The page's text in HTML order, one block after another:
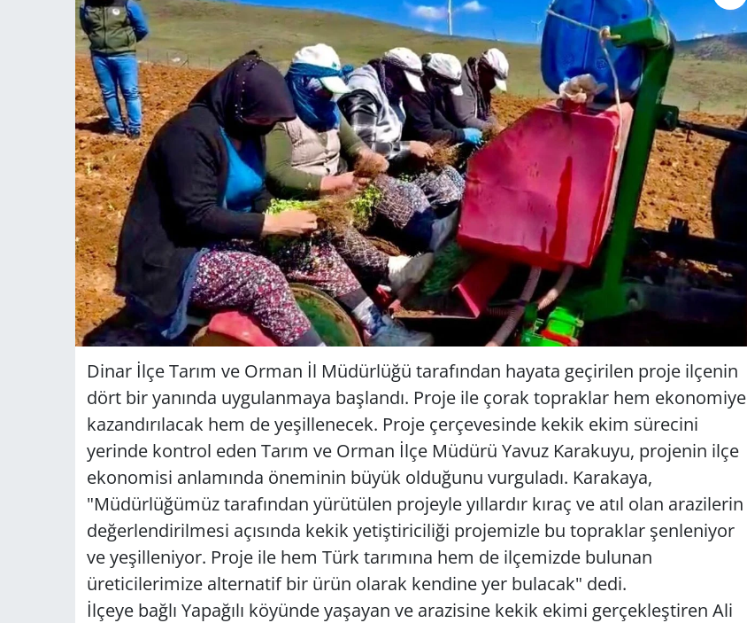
Dinar İlçe Tarım ve Orman İl Müdürlüğü tarafından hayata geçirilen proje ilçenin
dört bir yanında uygulanmaya başlandı. Proje ile çorak topraklar hem ekonomiye
kazandırılacak hem de yeşillenecek. Proje çerçevesinde kekik ekim sürecini
yerinde kontrol eden Tarım ve Orman İlçe Müdürü Yavuz Karakuyu, projenin ilçe
ekonomisi anlamında öneminin büyük olduğunu vurguladı. Karakaya,
"Müdürlüğümüz tarafından yürütülen projeyle yıllardır kıraç ve atıl olan arazilerin
değerlendirilmesi açısında kekik yetiştiriciliği projemizle bu topraklar şenleniyor
ve yeşilleniyor. Proje ile hem Türk tarımına hem de ilçemizde bulunan
üreticilerimize alternatif bir ürün olarak kendine yer bulacak" dedi.
İlçeye bağlı Yapağılı köyünde yaşayan ve arazisine kekik ekimi gerçekleştiren Ali